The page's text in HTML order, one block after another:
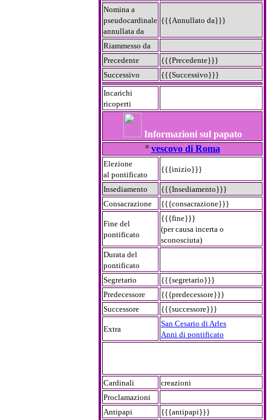
Nomina a
pseudocardinale
annullata da
{{{Annullato da}}}
Riammesso da
Precedente
{{{Precedente}}}
Successivo
{{{Successivo}}}
Incarichi
ricoperti
Informazioni sul papato
° vescovo di Roma
Elezione
al pontificato
{{{inizio}}}
Insediamento
{{{Insediamento}}}
Consacrazione
{{{consacrazione}}}
Fine del
pontificato
{{{fine}}}
(per causa incerta o
sconosciuta)
Durata del
pontificato
Segretario
{{{segretario}}}
Predecessore
{{{predecessore}}}
Successore
{{{successore}}}
Extra
San Cesario di Arles
Anni di pontificato
Cardinali
creazioni
Proclamazioni
Antipapi
{{{antipapi}}}